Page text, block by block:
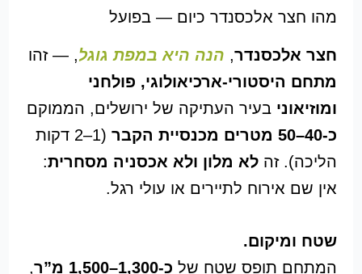
מהו חצר אלכסנדר כיום — בפועל
חצר אלכסנדר, הנה היא במפת גוגל, — זהו
מתחם היסטורי-ארכיאולוגי, פולחני
ומוזיאוני בעיר העתיקה של ירושלים, הממוקם
כ-40–50 מטרים מ
כנסיית הקבר
(1–2 דקות
הליכה). זה לא מלון ולא אכסניה מסחרית:
אין שם אירוח לתיירים או עולי רגל.
שטח ומיקום.
המתחם תופס שטח של כ-1,300–1,500 מ”ר ,